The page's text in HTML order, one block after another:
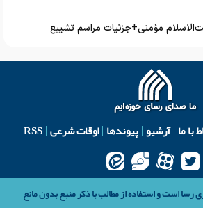
مؤمنی+جزئیات مراسم تشییع
با ما آرشیو پیوندها اوقات شرعی RSS
رسا است و استفاده از مطالب با ذکر منبع بدون مانع